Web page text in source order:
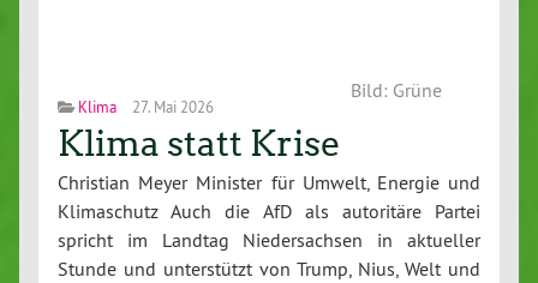
Bild: Grüne
Klima 27. Mai 2026
Klima statt Krise
Christian Meyer Minister für Umwelt, Energie und
Klimaschutz Auch die AfD als autoritäre Partei
spricht im Landtag Niedersachsen in aktueller
Stunde und unterstützt von Trump, Nius, Welt und